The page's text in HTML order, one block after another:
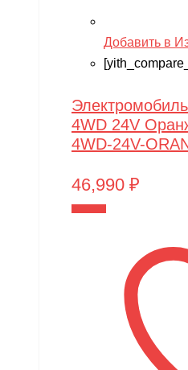
Добавить в
4WD 24V
4WD-24V-
46,990 ₽